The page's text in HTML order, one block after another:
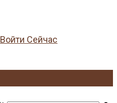
Войти Сейчас